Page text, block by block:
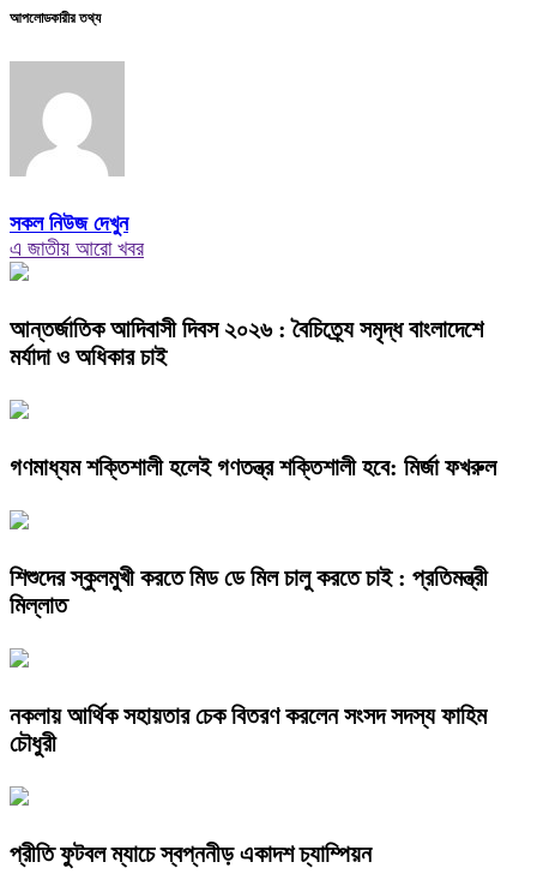
আপলোডকারীর তথ্য
সকল নিউজ দেখুন
এ জাতীয় আরো খবর
আন্তর্জাতিক আদিবাসী দিবস ২০২৬ : বৈচিত্র্যে সমৃদ্ধ বাংলাদেশে
মর্যাদা ও অধিকার চাই
গণমাধ্যম শক্তিশালী হলেই গণতন্ত্র শক্তিশালী হবে: মির্জা ফখরুল
শিশুদের স্কুলমুখী করতে মিড ডে মিল চালু করতে চাই : প্রতিমন্ত্রী
মিল্লাত
নকলায় আর্থিক সহায়তার চেক বিতরণ করলেন সংসদ সদস্য ফাহিম
চৌধুরী
প্রীতি ফুটবল ম্যাচে স্বপ্ননীড় একাদশ চ্যাম্পিয়ন